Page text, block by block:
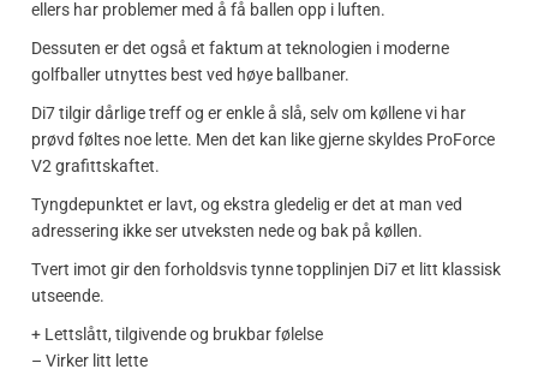
ellers har problemer med å få ballen opp i luften.
Dessuten er det også et faktum at teknologien i moderne
golfballer utnyttes best ved høye ballbaner.
Di7 tilgir dårlige treff og er enkle å slå, selv om køllene vi har
prøvd føltes noe lette. Men det kan like gjerne skyldes ProForce
V2 grafittskaftet.
Tyngdepunktet er lavt, og ekstra gledelig er det at man ved
adressering ikke ser utveksten nede og bak på køllen.
Tvert imot gir den forholdsvis tynne topplinjen Di7 et litt klassisk
utseende.
+ Lettslått, tilgivende og brukbar følelse
– Virker litt lette